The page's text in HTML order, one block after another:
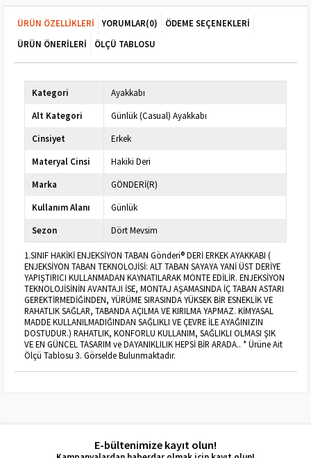
ÜRÜN ÖZELLIKLERI YORUMLAR(0)
ÖDEME SEÇENEKLERI
ÜRÜN ÖNERILERI
ÖLÇÜ TABLOSU
Kategori
Ayakkabı
Alt Kategori
Günlük (Casual) Ayakkabı
Cinsiyet
Erkek
Materyal Cinsi
Hakiki Deri
Marka
GÖNDERİ(R)
Kullanım Alanı
Günlük
Sezon
Dört Mevsim
1.SINIF HAKİKİ ENJEKSİYON TABAN Gönderi® DERİ ERKEK AYAKKABI (
ENJEKSİYON TABAN TEKNOLOJİSİ: ALT TABAN SAYAYA YANİ ÜST DERİYE
YAPIŞTIRICI KULLANMADAN KAYNATILARAK MONTE EDİLİR. ENJEKSİYON
TEKNOLOJİSİNİN AVANTAJI İSE, MONTAJ AŞAMASINDA İÇ TABAN ASTARI
GEREKTİRMEDİĞİNDEN, YÜRÜME SIRASINDA YÜKSEK BİR ESNEKLİK VE
RAHATLIK SAĞLAR, TABANDA AÇILMA VE KIRILMA YAPMAZ. KİMYASAL
MADDE KULLANILMADIĞINDAN SAĞLIKLI VE ÇEVRE İLE AYAĞINIZIN
DOSTUDUR.) RAHATLIK, KONFORLU KULLANIM, SAĞLIKLI OLMASI ŞIK
VE EN GÜNCEL TASARIM ve DAYANIKLILIK HEPSİ BİR ARADA.. * Ürüne Ait
Ölçü Tablosu 3. Görselde Bulunmaktadır.
E-bültenimize kayıt olun!